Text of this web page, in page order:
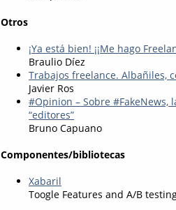
Otros
¡Ya está bien! ¡¡Me hago
Braulio Díez
Trabajos freelance. Albañiles,
Javier Ros
#Opinion – Sobre
“editores”
Bruno Capuano
Componentes/bibliotecas
Xabaril
Toogle Features and A/B